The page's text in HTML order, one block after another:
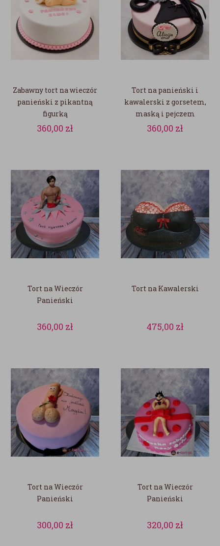
Zabawny tort na wieczór
panieński z pikantną
figurką
360,00 zł
Tort na panieński i
kawalerski z gorsetem,
maską i pejczem
360,00 zł
Tort na Wieczór
Panieński
360,00 zł
Tort na Kawalerski
475,00 zł
Tort na Wieczór
Panieński
300,00 zł
Tort na Wieczór
Panieński
320,00 zł